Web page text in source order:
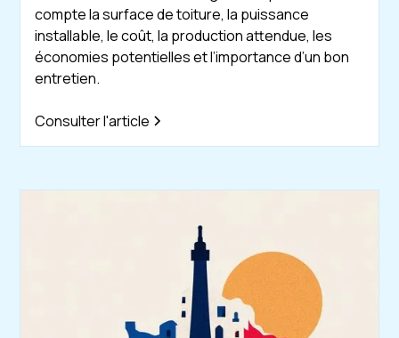
compte la surface de toiture, la puissance
installable, le coût, la production attendue, les
économies potentielles et l’importance d’un bon
entretien.
Consulter l'article